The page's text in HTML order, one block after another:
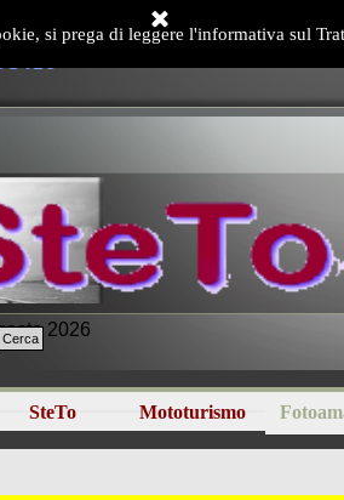
si prega di leggere l'informativa sul
2026
SteTo ▼
Mototurismo ▼
Cerca